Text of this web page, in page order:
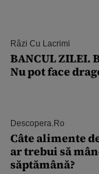
Râzi Cu Lacrimi
BANCUL ZILEI.
Nu pot face
Descopera.ro
Câte alimente
ar trebui să
săptămână?